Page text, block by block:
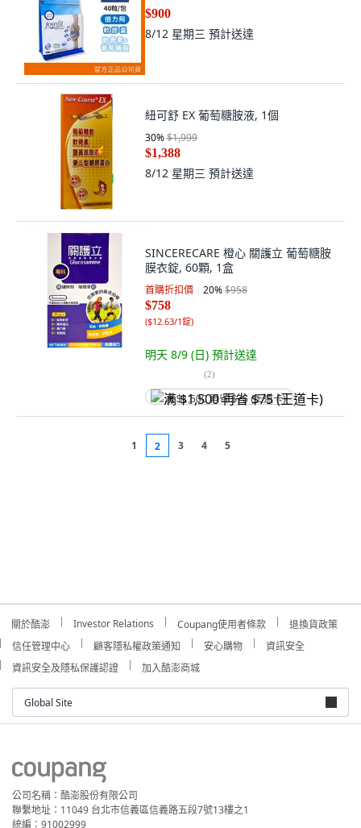
$900
8/12 星期三 預計送達
紐可舒 EX 葡萄糖胺液, 1個
30%$1,999
$1,388
8/12 星期三 預計送達
SINCERECARE 橙心 關護立 葡萄糖胺
膜衣錠, 60顆, 1盒
首購折扣價 20%$958
$758
($12.63/1錠)
明天 8/9 (日) 預計送達
(2)
满 $1,500 再省 $75 (王道卡)
1 2 3 4 5
關於酷澎 Investor Relations Coupang使用者條款
退換貨政策
信任管理中心
顧客隱私權政策通知 安心購物
資訊安全
資訊安全及隱私保護認證
加入酷澎商城
Global Site
公司名稱：酷澎股份有限公司
聯繫地址：11049 台北市信義區信義路五段7號13樓之1
統編：91002999